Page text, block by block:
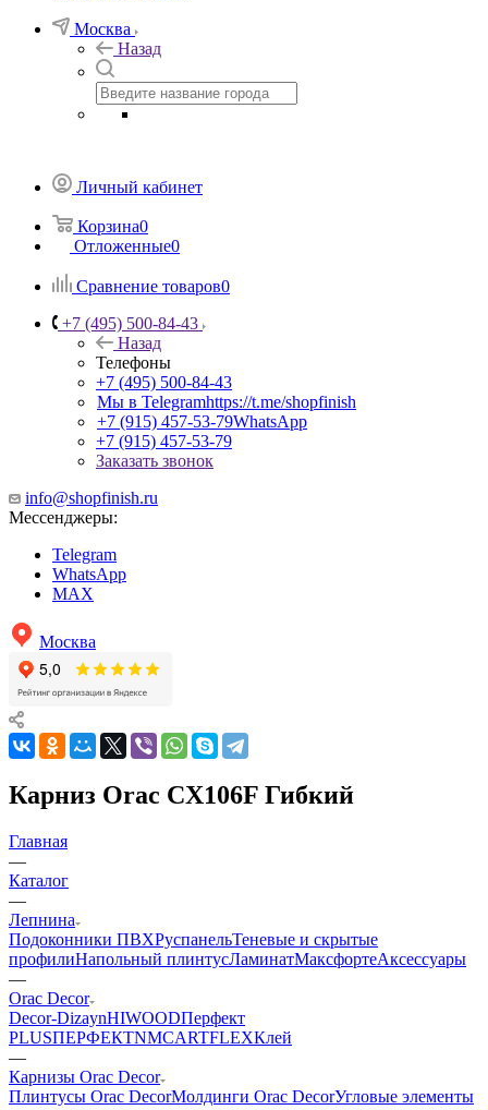
Москва
Назад
Личный кабинет
Корзина0
Отложенные0
Сравнение товаров0
+7 (495) 500-84-43
Назад
Телефоны
+7 (495) 500-84-43
Мы в Telegramhttps://t.me/shopfinish
+7 (915) 457-53-79WhatsApp
+7 (915) 457-53-79
Заказать звонок
info@shopfinish.ru
Мессенджеры:
Telegram
WhatsApp
MAX
Москва
Карниз Orac CX106F Гибкий
Главная
—
Каталог
—
Лепнина
Подоконники ПВХРуспанельТеневые и скрытые
профилиНапольный плинтусЛаминатМаксфортеАксессуары
—
Orac Decor
Decor-DizaynHIWOODПерфект
PLUSПЕРФЕКТNMCARTFLEXКлей
—
Карнизы Orac Decor
Плинтусы Orac DecorМолдинги Orac DecorУгловые элементы